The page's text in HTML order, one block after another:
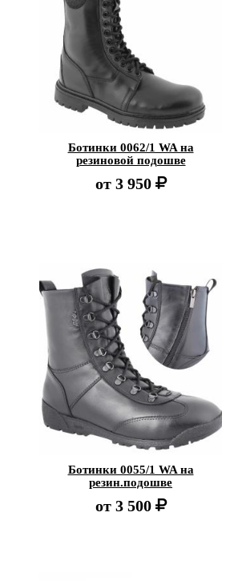
Ботинки 0062/1 WA на
резиновой подошве
от 3 950
Ботинки 0055/1 WA на
резин.подошве
от 3 500